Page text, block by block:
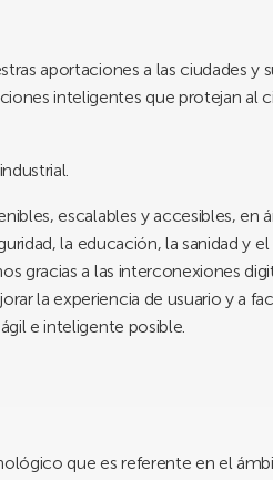
aportaciones a las ciudades y
inteligentes que protejan al
escalables y accesibles, en
la educación, la sanidad y
gracias a las interconexiones
la experiencia de usuario y a
e inteligente posible.
que es referente en el